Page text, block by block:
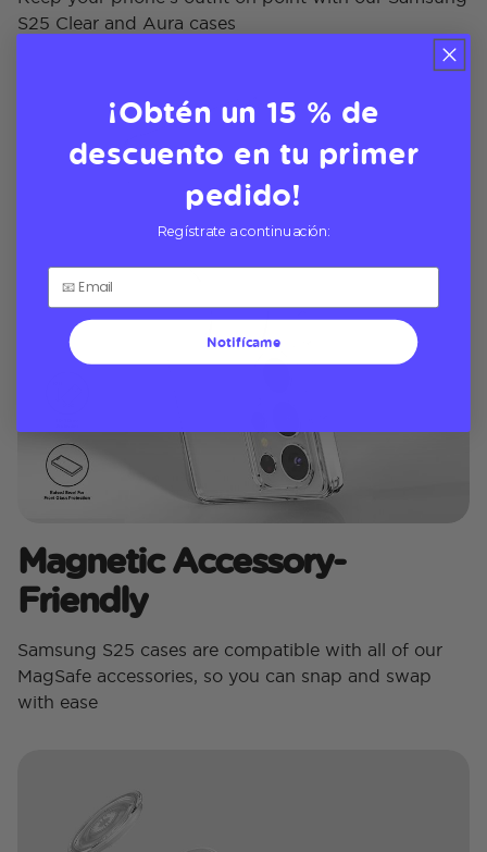
S25 Clear and Aura cases
Magnetic Accessory-
Friendly
Samsung S25 cases are compatible with all of our
MagSafe accessories, so you can snap and swap
with ease
¡Obtén un 15 % de
descuento en tu primer
pedido!
Regístrate a continuación:
Notifícame